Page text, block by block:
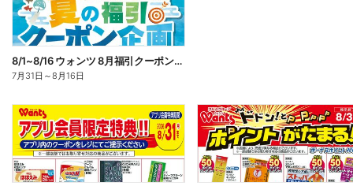
8/1~8/16 ウォンツ 8月福引クーポン企画
7月31日 ～8月16日